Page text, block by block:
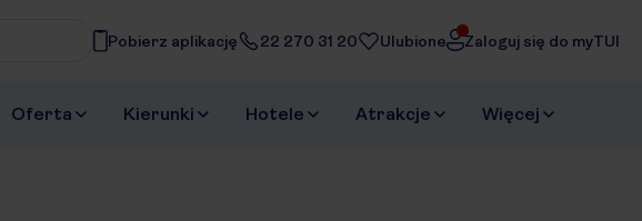
Pobierz aplikację 22 270 31 20 Ulubione Zaloguj się do myTUI
Oferta Kierunki Hotele Atrakcje Więcej